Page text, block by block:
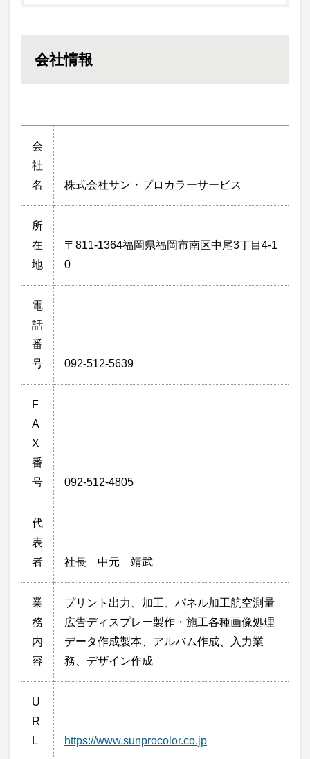
会社情報
会
社
名
株式会社サン・プロカラーサービス
所
在
地
〒811-1364福岡県福岡市南区中尾3丁目4-1
0
電
話
番
号
092-512-5639
F
A
X
番
号
092-512-4805
代
表
者
社長 中元 靖武
業
務
内
容
プリント出力、加工、パネル加工航空測量
広告ディスプレー製作・施工各種画像処理
データ作成製本、アルバム作成、入力業
務、デザイン作成
U
R
L
https://www.sunprocolor.co.jp